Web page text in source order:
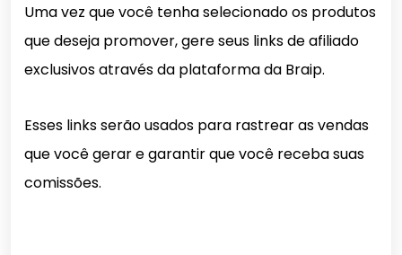
Uma vez que você tenha selecionado os produtos
que deseja promover, gere seus links de afiliado
exclusivos através da plataforma da Braip.
Esses links serão usados para rastrear as vendas
que você gerar e garantir que você receba suas
comissões.